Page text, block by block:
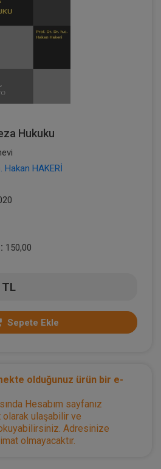
Hukuku
Hakan HAKERİ
150,00
Sepete Ekle
olduğunuz ürün bir e-
Hesabım sayfanız
ulaşabilir ve
Adresinize
olmayacaktır.